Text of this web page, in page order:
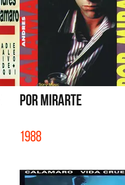
POR MIRARTE
1988